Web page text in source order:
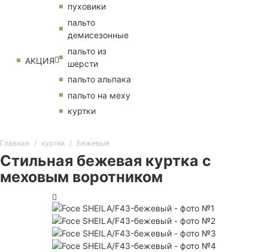
АКЦИЯ
пуховики
пальто
демисезонные
пальто из
шерсти
пальто альпака
пальто на меху
куртки
Главная куртки Бежевые
Стильная бежевая куртка с
меховым воротником